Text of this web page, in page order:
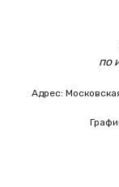
по
Адрес: